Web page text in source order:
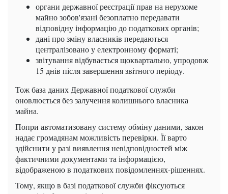
органи державної реєстрації прав на нерухоме
майно зобов'язані безоплатно передавати
відповідну інформацію до податкових органів;
дані про зміну власників передаються
централізовано у електронному форматі;
звітування відбувається щоквартально, упродовж
15 днів після завершення звітного періоду.
Тож база даних Державної податкової служби
оновлюється без залучення колишнього власника
майна.
Попри автоматизовану систему обміну даними, закон
надає громадянам можливість перевірки. Її варто
здійснити у разі виявлення невідповідностей між
фактичними документами та інформацією,
відображеною в податкових повідомленнях-рішеннях.
Тому, якщо в базі податкової служби фіксуються